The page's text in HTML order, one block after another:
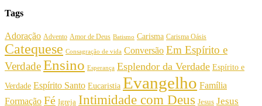
Tags
Adoração Advento Amor de Deus Batismo Carisma Carisma Oásis
Catequese Consagração de vida Conversão Em Espírito e
VerdadeEnsino Esperança Esplendor da Verdade Espírito e
Verdade Espírito Santo Eucaristia Evangelho Família
Formação Fé Igreja Intimidade com Deus Jesus Jesus